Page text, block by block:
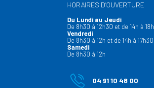
Lectures par
l’association
faire lire sur le
thème : Nos petits
et grands héros.
Histoires : cap sur
HORAIRES D’OUVERTURE
Du Lundi au Jeudi
De 8h30 à 12h30 et de 14h à 18h
Vendredi
De 8h30 à 12h et de 14h à 17h30
Samedi
De 8h30 à 12h
04 91 10 48 00